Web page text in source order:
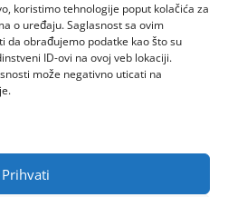
koristimo tehnologije poput kolačića za
o uređaju. Saglasnost sa ovim
da obrađujemo podatke kao što su
ID-ovi na ovoj veb lokaciji.
može negativno uticati na
Prihvati